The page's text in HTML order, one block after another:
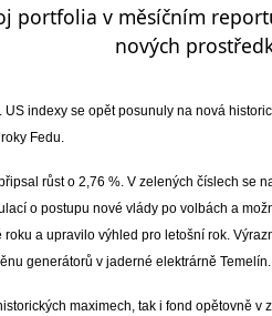
portfolia v měsíčním
nových
indexy se opět posunuly na nová
Fedu.
růst o 2,76 %. V zelených číslech
o postupu nové vlády po volbách a
a upravilo výhled pro letošní rok.
generátorů v jaderné elektrárně Temelín.
maximech, tak i fond opětovně